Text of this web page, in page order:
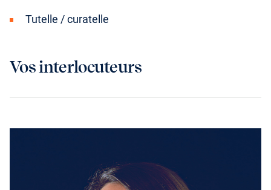
Tutelle / curatelle
Vos interlocuteurs